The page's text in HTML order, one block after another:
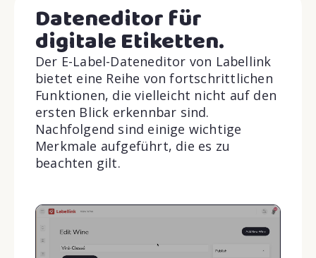
Dateneditor für
digitale Etiketten.
Der E-Label-Dateneditor von Labellink
bietet eine Reihe von fortschrittlichen
Funktionen, die vielleicht nicht auf den
ersten Blick erkennbar sind.
Nachfolgend sind einige wichtige
Merkmale aufgeführt, die es zu
beachten gilt.